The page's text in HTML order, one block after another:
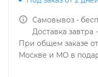
Самовывоз -
Доставка завтра
При общем заказе
Москве и МО в